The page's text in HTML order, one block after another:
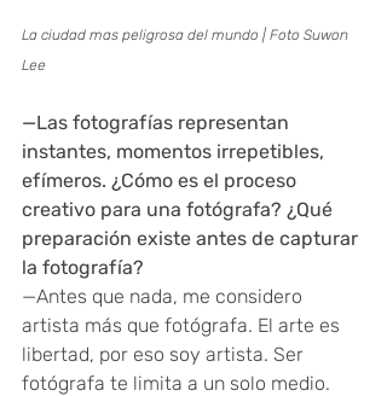
La ciudad mas peligrosa del mundo | Foto Suwon
Lee
—Las fotografías representan
instantes, momentos irrepetibles,
efímeros. ¿Cómo es el proceso
creativo para una fotógrafa? ¿Qué
preparación existe antes de capturar
la fotografía?
—Antes que nada, me considero
artista más que fotógrafa. El arte es
libertad, por eso soy artista. Ser
fotógrafa te limita a un solo medio.